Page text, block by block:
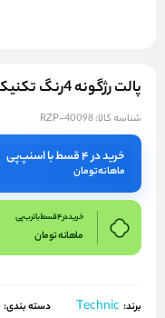
پالت رژگونه 4رنگ تکنیک مدل Warm Edit
شناسه کالا:RZP-40098
خرید در ۴ قسط با اسنپ‌پی
ماهانهتومان
خرید در 4 قسط با ترب پی
ماهانهتومان
برند: Technic دسته بندی: